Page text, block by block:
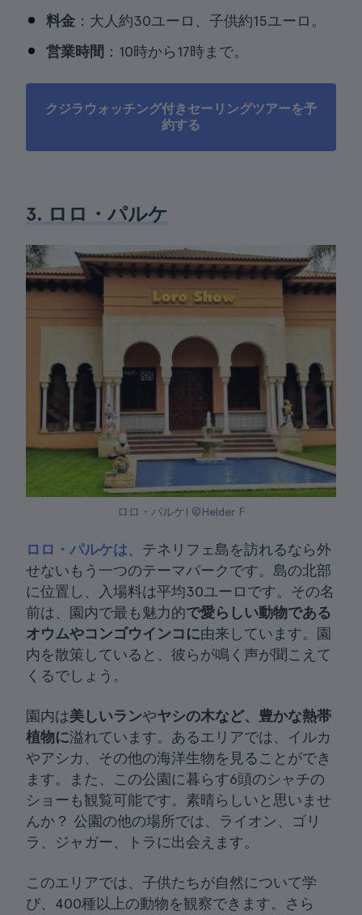
料金 ：大人約30ユーロ、子供約15ユーロ。
営業時間 ：10時から17時まで。
クジラウォッチング付きセーリングツアーを予
約する
3. ロロ・パルケ
ロロ・パルケ| ©Helder F
ロロ・パルケは 、テネリフェ島を訪れるなら外
せないもう一つのテーマパークです。島の北部
に位置し、入場料は平均30ユーロです。その名
前は、園内で最も魅力的で愛らしい動物である
オウムやコンゴウインコに由来しています。園
内を散策していると、彼らが鳴く声が聞こえて
くるでしょう。
園内は美しいランやヤシの木など、豊かな熱帯
植物に溢れています。あるエリアでは、イルカ
やアシカ、その他の海洋生物を見ることができ
ます。また、この公園に暮らす6頭のシャチの
ショーも観覧可能です。素晴らしいと思いませ
んか？ 公園の他の場所では、ライオン、ゴリ
ラ、ジャガー、トラに出会えます。
このエリアでは、子供たちが自然について学
び、400種以上の動物を観察できます。さら